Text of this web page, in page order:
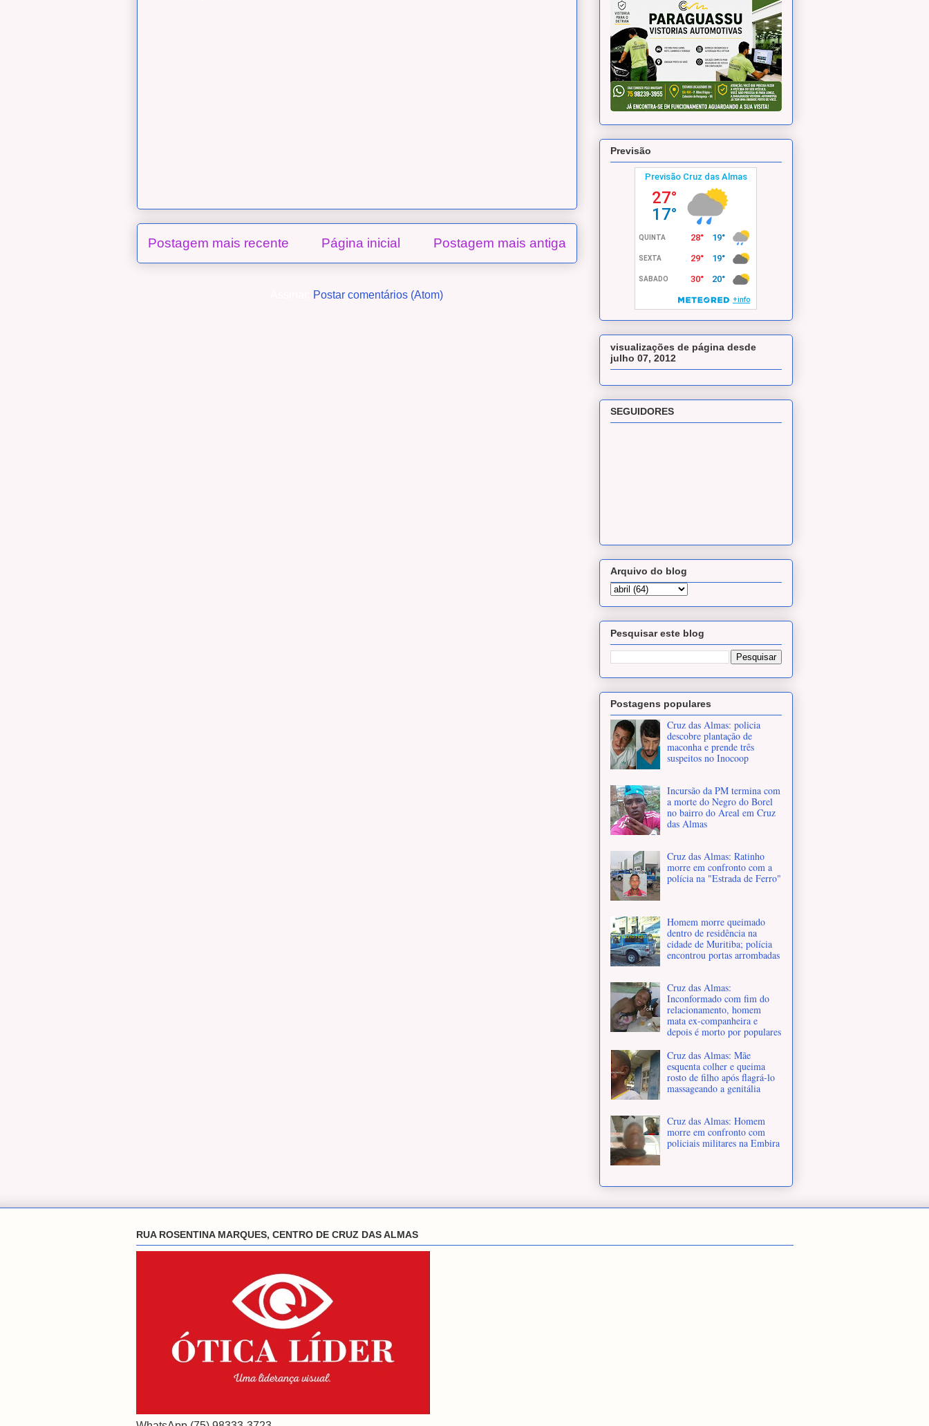
Postagem mais recente Postagem mais antiga
Página inicial
Postar comentários (Atom)
Previsão
visualizações de página desde
julho 07, 2012
SEGUIDORES
Arquivo do blog
Pesquisar este blog
Postagens populares
Cruz das Almas: policia
descobre plantação de
maconha e prende três
suspeitos no Inocoop
Incursão da PM termina com
a morte do Negro do Borel
no bairro do Areal em Cruz
das Almas
Cruz das Almas: Ratinho
morre em confronto com a
polícia na "Estrada de Ferro"
Homem morre queimado
dentro de residência na
cidade de Muritiba; polícia
encontrou portas arrombadas
Cruz das Almas:
Inconformado com fim do
relacionamento, homem
mata ex-companheira e
depois é morto por populares
Cruz das Almas: Mãe
esquenta colher e queima
rosto de filho após flagrá-lo
massageando a genitália
Cruz das Almas: Homem
morre em confronto com
policiais militares na Embira
RUA ROSENTINA MARQUES, CENTRO DE CRUZ DAS ALMAS